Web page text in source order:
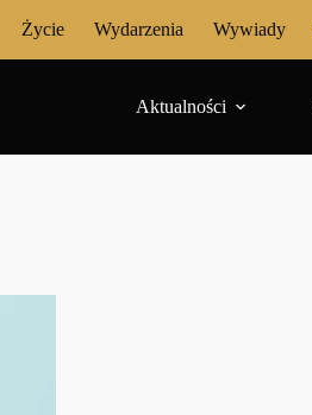
Życie Wydarzenia Wywiady
Aktualności